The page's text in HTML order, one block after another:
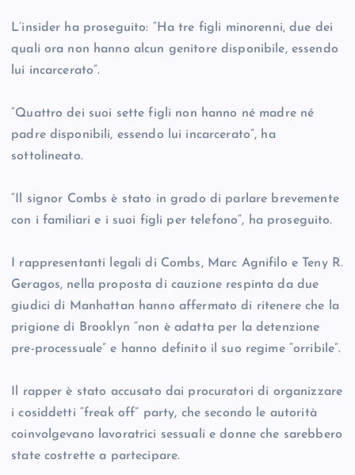
L’insider ha proseguito: “Ha tre figli minorenni, due dei
quali ora non hanno alcun genitore disponibile, essendo
lui incarcerato”.
“Quattro dei suoi sette figli non hanno né madre né
padre disponibili, essendo lui incarcerato”, ha
sottolineato.
“Il signor Combs è stato in grado di parlare brevemente
con i familiari e i suoi figli per telefono”, ha proseguito.
I rappresentanti legali di Combs, Marc Agnifilo e Teny R.
Geragos, nella proposta di cauzione respinta da due
giudici di Manhattan hanno affermato di ritenere che la
prigione di Brooklyn “non è adatta per la detenzione
pre-processuale” e hanno definito il suo regime “orribile”.
Il rapper è stato accusato dai procuratori di organizzare
i cosiddetti “freak off” party, che secondo le autorità
coinvolgevano lavoratrici sessuali e donne che sarebbero
state costrette a partecipare.